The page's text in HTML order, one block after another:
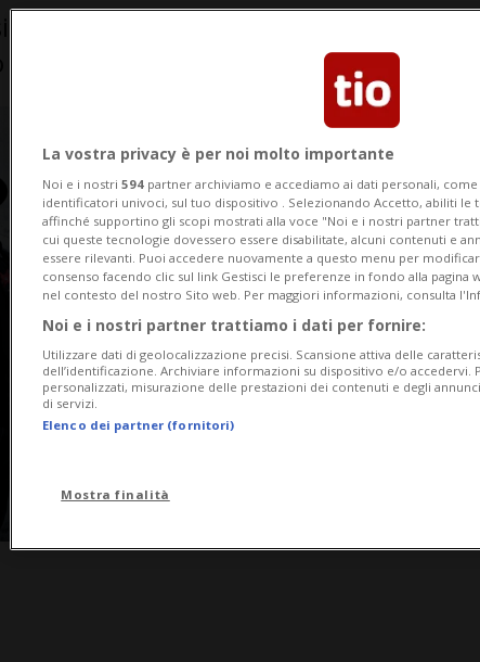
La vostra privacy è per noi molto importante
Noi e i nostri 594 partner archiviamo e accediamo ai dati personali,
identificatori univoci, sul tuo dispositivo . Selezionando Accetto, abiliti le
affinché supportino gli scopi mostrati alla voce "Noi e i nostri partner
cui queste tecnologie dovessero essere disabilitate, alcuni contenuti e
essere rilevanti. Puoi accedere nuovamente a questo menu per
consenso facendo clic sul link Gestisci le preferenze in fondo alla pagina
nel contesto del nostro Sito web. Per maggiori informazioni, consulta
Noi e i nostri partner trattiamo i dati per fornire:
Utilizzare dati di geolocalizzazione precisi. Scansione attiva delle
dell’identificazione. Archiviare informazioni su dispositivo e/o accedervi.
personalizzati, misurazione delle prestazioni dei contenuti e degli
di servizi.
Elenco dei partner (fornitori)
Mostra finalità